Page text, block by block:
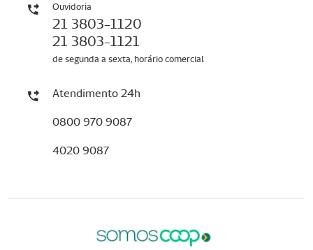
Ouvidoria
21 3803-1120
21 3803-1121
de segunda a sexta, horário comercial
Atendimento 24h
0800 970 9087
4020 9087